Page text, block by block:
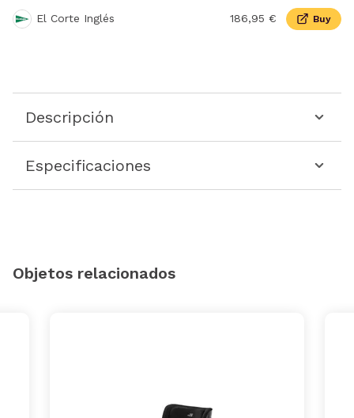
El Corte Inglés 186,95 € Buy
Descripción
Especificaciones
Objetos relacionados